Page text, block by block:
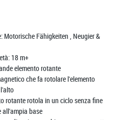
Motorische Fähigkeiten , Neugier &
18 m+
elemento rotante
che fa rotolare l'elemento
rotante rotola in un ciclo senza fine
all'ampia base